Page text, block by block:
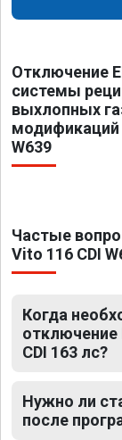
Отключение
системы
выхлопных
W639
Частые
Vito 116 CDI
Когда
отключение
CDI 163 лс?
Нужно ли
после